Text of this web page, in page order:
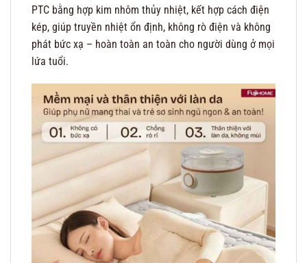
PTC bằng hợp kim nhôm thủy nhiệt, kết hợp cách điện
kép, giúp truyền nhiệt ổn định, không rò điện và không
phát bức xạ – hoàn toàn an toàn cho người dùng ở mọi
lứa tuổi.